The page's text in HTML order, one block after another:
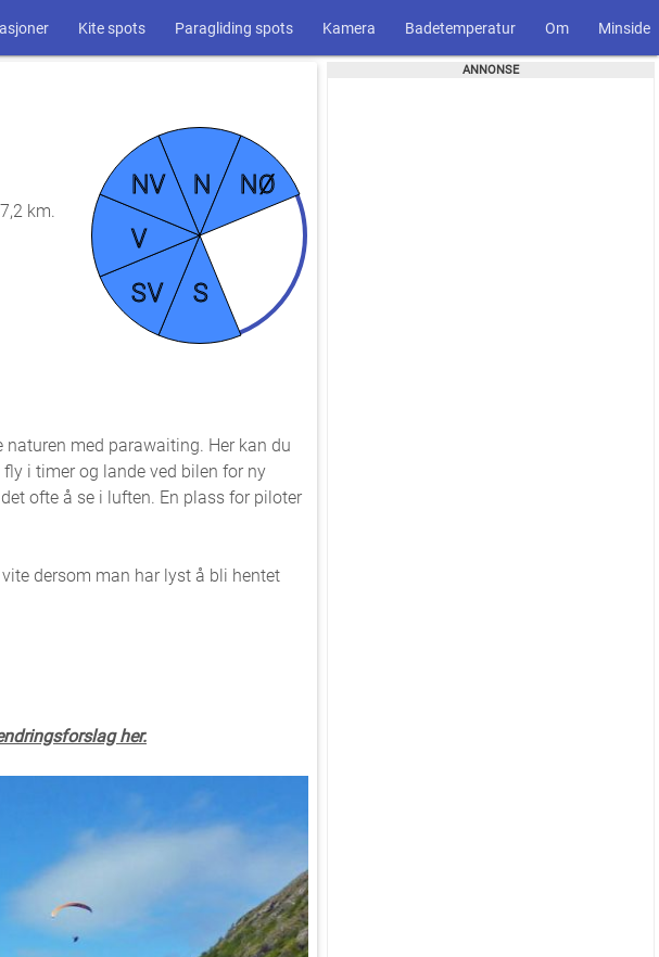
Kite spots Paragliding spots Kamera Badetemperatur Om Minside
N NØ
S
SV
V
NV
km.
med parawaiting. Her kan du
i timer og lande ved bilen for ny
ofte å se i luften. En plass for piloter
dersom man har lyst å bli hentet
her.